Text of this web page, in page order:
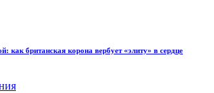
как британская корона вербует «элиту» в сердце